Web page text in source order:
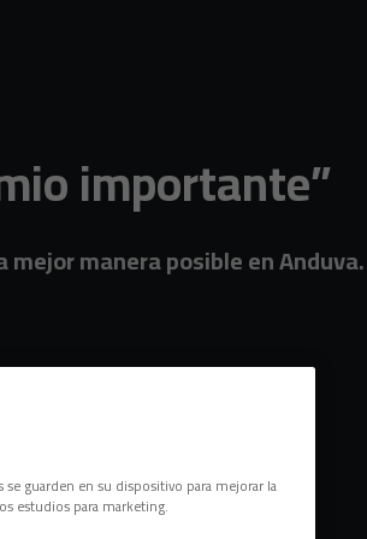
importante”
manera posible en Anduva.
se guarden en su dispositivo para mejorar la
estudios para marketing.